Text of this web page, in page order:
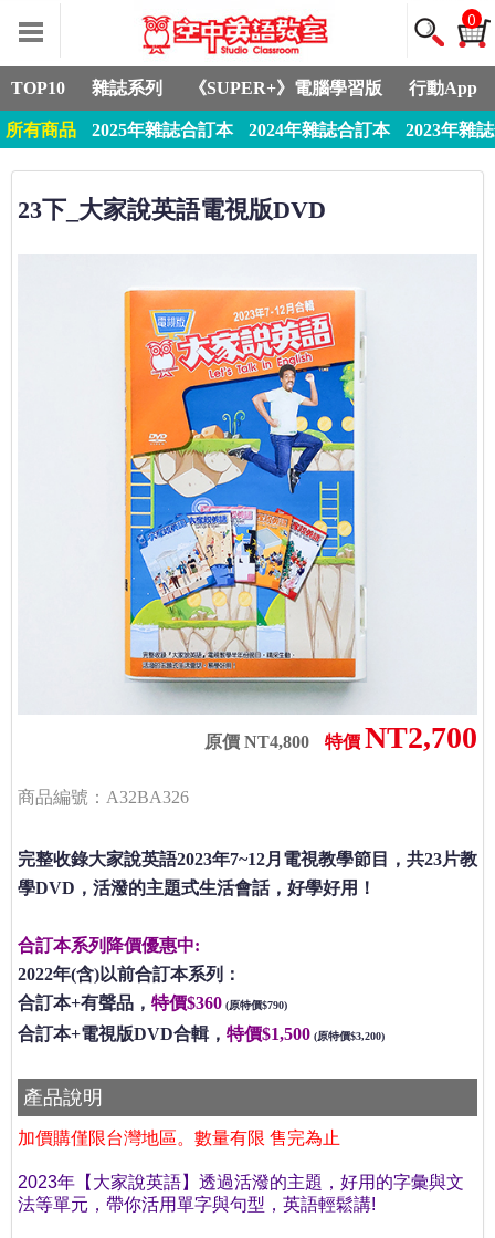
0
TOP10 雜誌系列 《SUPER+》電腦學習版 行動App
所有商品 2025年雜誌合訂本 2024年雜誌合訂本 2023年雜
23下_大家說英語電視版DVD
原價 NT4,800 特價 NT2,700
商品編號：A32BA326
完整收錄大家說英語2023年7~12月電視教學節目，共23片教
學DVD，活潑的主題式生活會話，好學好用！
合訂本系列降價優惠中:
2022年(含)以前合訂本系列：
合訂本+有聲品， 特價$360 (原特價$790)
合訂本+電視版DVD合輯， 特價$1,500 (原特價$3,200)
產品說明
加價購僅限台灣地區。數量有限 售完為止
2023年【大家說英語】透過活潑的主題，好用的字彙與文
法等單元，帶你活用單字與句型，英語輕鬆講!